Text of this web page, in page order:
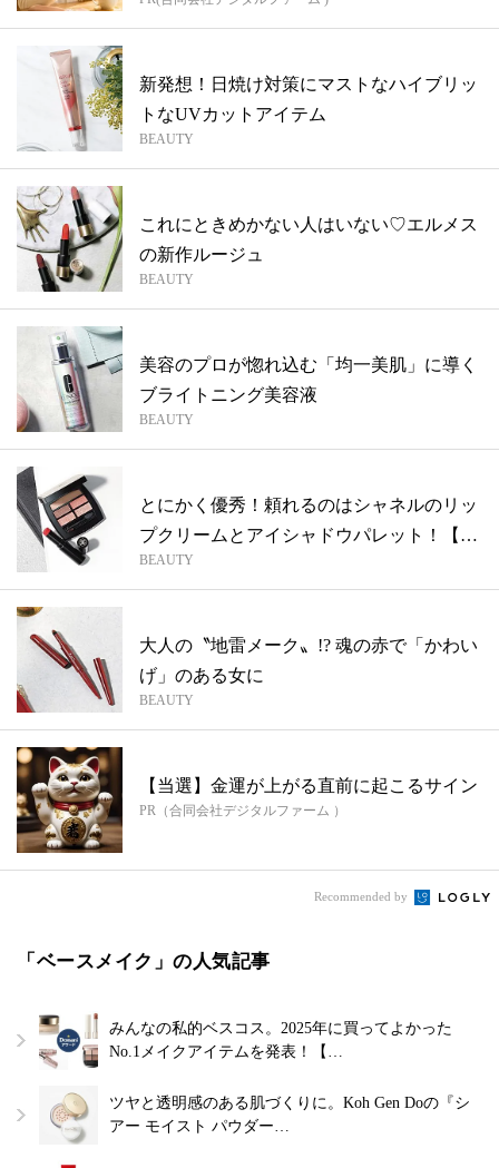
新発想！日焼け対策にマストなハイブリッ
トなUVカットアイテム
BEAUTY
これにときめかない人はいない♡エルメス
の新作ルージュ
BEAUTY
美容のプロが惚れ込む「均一美肌」に導く
ブライトニング美容液
BEAUTY
とにかく優秀！頼れるのはシャネルのリッ
プクリームとアイシャドウパレット！【コ
スメ...
BEAUTY
大人の〝地雷メーク〟!? 魂の赤で「かわい
げ」のある女に
BEAUTY
【当選】金運が上がる直前に起こるサイン
PR（合同会社デジタルファーム ）
Recommended by
「ベースメイク」の人気記事
みんなの私的ベスコス。2025年に買ってよかった
No.1メイクアイテムを発表！【…
ツヤと透明感のある肌づくりに。Koh Gen Doの『シ
アー モイスト パウダー…